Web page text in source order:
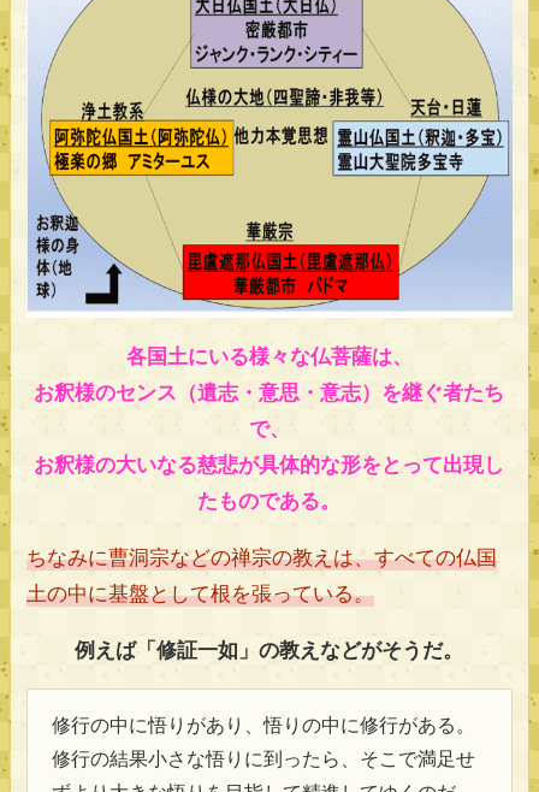
各国土にいる様々な仏菩薩は、
お釈様のセンス（遺志・意思・意志）を継ぐ者たち
で、
お釈様の大いなる慈悲が具体的な形をとって出現し
たものである。
ちなみに曹洞宗などの禅宗の教えは、すべての仏国
土の中に基盤として根を張っている。
例えば「修証一如」の教えなどがそうだ。
修行の中に悟りがあり、悟りの中に修行がある。
修行の結果小さな悟りに到ったら、そこで満足せ